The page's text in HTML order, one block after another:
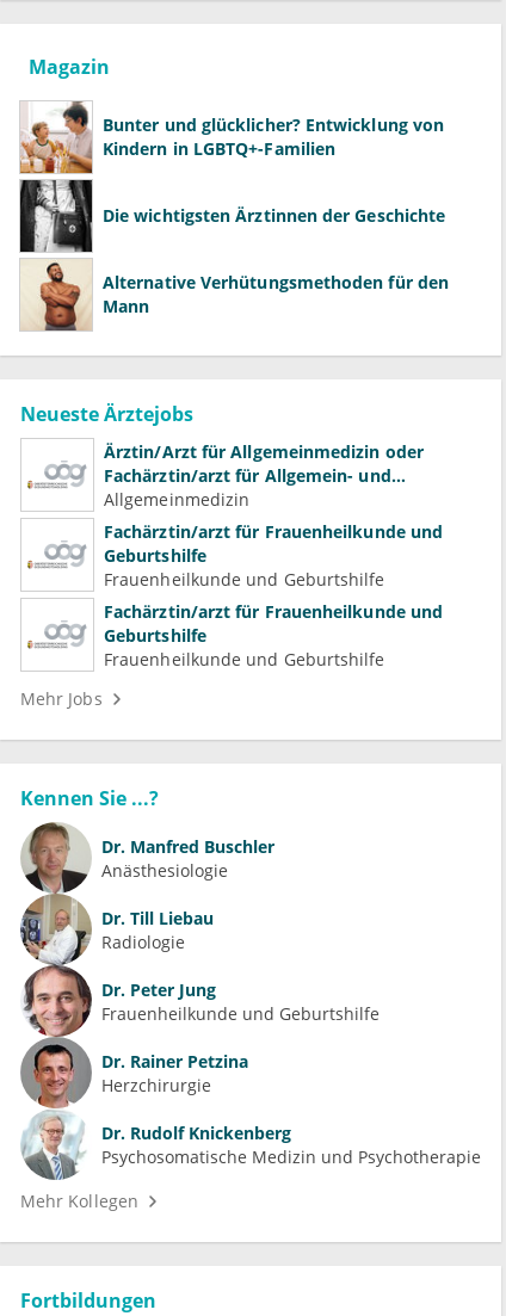
Magazin
Bunter und glücklicher? Entwicklung von
Kindern in LGBTQ+-Familien
Die wichtigsten Ärztinnen der Geschichte
Alternative Verhütungsmethoden für den
Mann
Neueste Ärztejobs
Ärztin/Arzt für Allgemeinmedizin oder
Fachärztin/arzt für Allgemein- und
Familienmedizin für Psychiatrie und
Psychotherapeutische Medizin
Allgemeinmedizin
Fachärztin/arzt für Frauenheilkunde und
Geburtshilfe
Frauenheilkunde und Geburtshilfe
Fachärztin/arzt für Frauenheilkunde und
Geburtshilfe
Frauenheilkunde und Geburtshilfe
Mehr Jobs
Kennen Sie ...?
Dr. Manfred Buschler
Anästhesiologie
Dr. Till Liebau
Radiologie
Dr. Peter Jung
Frauenheilkunde und Geburtshilfe
Dr. Rainer Petzina
Herzchirurgie
Dr. Rudolf Knickenberg
Psychosomatische Medizin und Psychotherapie
Mehr Kollegen
Fortbildungen